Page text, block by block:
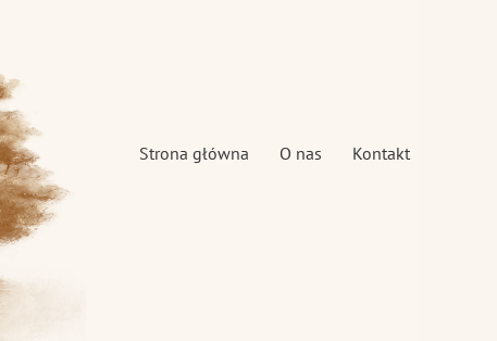
Strona główna O nas Kontakt